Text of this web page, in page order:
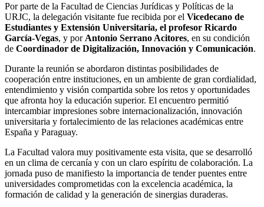
Por parte de la Facultad de Ciencias Jurídicas y Políticas de la
URJC, la delegación visitante fue recibida por el Vicedecano de
Estudiantes y Extensión Universitaria, el profesor Ricardo
García-Vegas, y por Antonio Serrano Acitores, en su condición
de Coordinador de Digitalización, Innovación y Comunicación.
Durante la reunión se abordaron distintas posibilidades de
cooperación entre instituciones, en un ambiente de gran cordialidad,
entendimiento y visión compartida sobre los retos y oportunidades
que afronta hoy la educación superior. El encuentro permitió
intercambiar impresiones sobre internacionalización, innovación
universitaria y fortalecimiento de las relaciones académicas entre
España y Paraguay.
La Facultad valora muy positivamente esta visita, que se desarrolló
en un clima de cercanía y con un claro espíritu de colaboración. La
jornada puso de manifiesto la importancia de tender puentes entre
universidades comprometidas con la excelencia académica, la
formación de calidad y la generación de sinergias duraderas.